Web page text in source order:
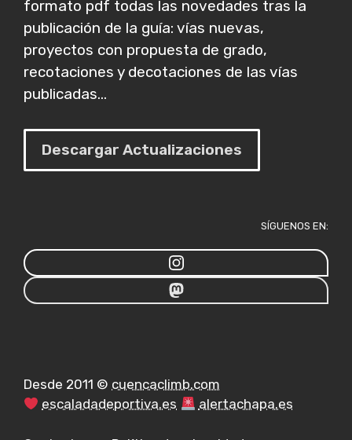
formato pdf todas las novedades tras la
publicación de la guía: vías nuevas,
proyectos con propuesta de grado,
recotaciones y decotaciones de las vías
publicadas...
Descargar Actualizaciones
SÍGUENOS EN:
Desde 2011 © cuencaclimb.com
escaladadeportiva.es
alertachapa.es